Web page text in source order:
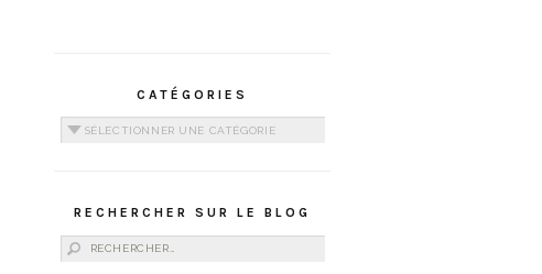
CATÉGORIES
Catégories
RECHERCHER SUR LE BLOG
Rechercher :